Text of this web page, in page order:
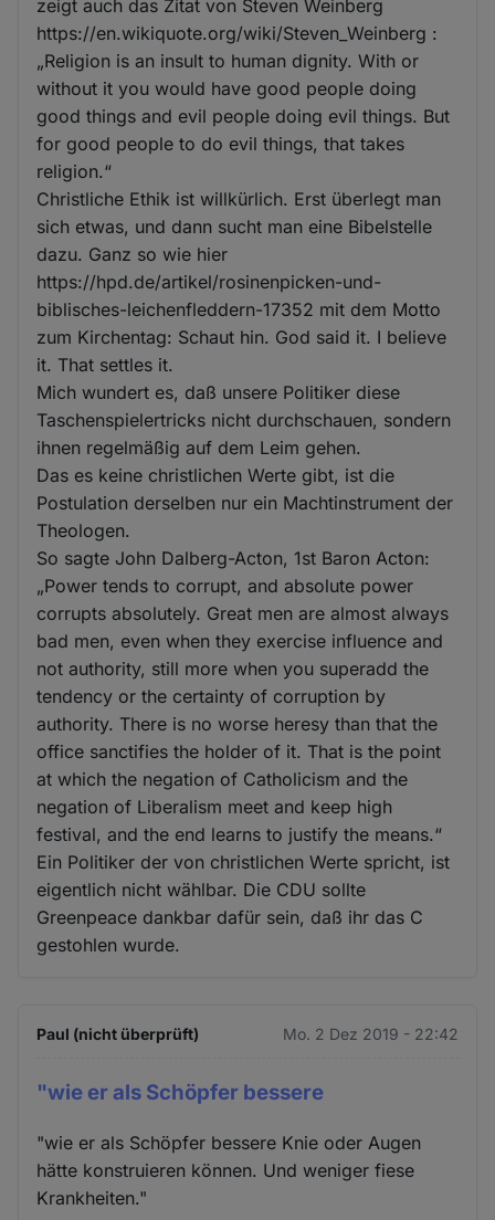
zeigt auch das Zitat von Steven Weinberg
https://en.wikiquote.org/wiki/Steven_Weinberg :
„Religion is an insult to human dignity. With or
without it you would have good people doing
good things and evil people doing evil things. But
for good people to do evil things, that takes
religion.“
Christliche Ethik ist willkürlich. Erst überlegt man
sich etwas, und dann sucht man eine Bibelstelle
dazu. Ganz so wie hier
https://hpd.de/artikel/rosinenpicken-und-
biblisches-leichenfleddern-17352 mit dem Motto
zum Kirchentag: Schaut hin. God said it. I believe
it. That settles it.
Mich wundert es, daß unsere Politiker diese
Taschenspielertricks nicht durchschauen, sondern
ihnen regelmäßig auf dem Leim gehen.
Das es keine christlichen Werte gibt, ist die
Postulation derselben nur ein Machtinstrument der
Theologen.
So sagte John Dalberg-Acton, 1st Baron Acton:
„Power tends to corrupt, and absolute power
corrupts absolutely. Great men are almost always
bad men, even when they exercise influence and
not authority, still more when you superadd the
tendency or the certainty of corruption by
authority. There is no worse heresy than that the
office sanctifies the holder of it. That is the point
at which the negation of Catholicism and the
negation of Liberalism meet and keep high
festival, and the end learns to justify the means.“
Ein Politiker der von christlichen Werte spricht, ist
eigentlich nicht wählbar. Die CDU sollte
Greenpeace dankbar dafür sein, daß ihr das C
gestohlen wurde.
Paul (nicht überprüft) Mo. 2 Dez 2019 - 22:42
"wie er als Schöpfer bessere
"wie er als Schöpfer bessere Knie oder Augen
hätte konstruieren können. Und weniger fiese
Krankheiten."